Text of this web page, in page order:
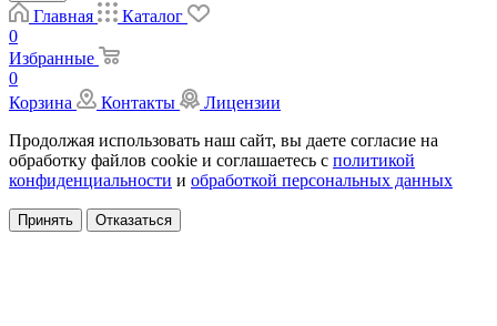
Главная
Каталог
0
Избранные
0
Корзина
Контакты
Лицензии
Продолжая использовать наш сайт, вы даете согласие на
обработку файлов cookie и соглашаетесь с политикой
конфиденциальности и обработкой персональных данных
Принять Отказаться